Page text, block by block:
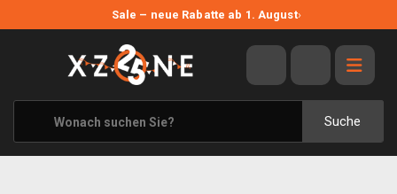
Sale – neue Rabatte ab 1. August›
Suche
ANGEBOTE
ALLE MARKEN
XZONE ORIGINALS
KLEIDUNG & ACCESSOIRES